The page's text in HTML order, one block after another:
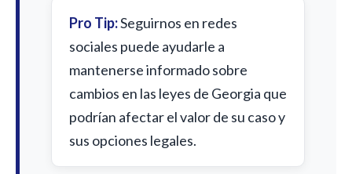
Pro Tip:Seguirnos en redes
sociales puede ayudarle a
mantenerse informado sobre
cambios en las leyes de Georgia que
podrían afectar el valor de su caso y
sus opciones legales.